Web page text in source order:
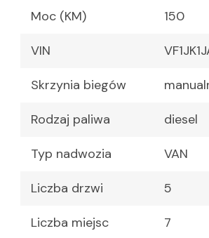
Moc (KM) 150
VIN
Skrzynia biegów
Rodzaj paliwa diesel
Typ nadwozia VAN
Liczba drzwi 5
Liczba miejsc 7